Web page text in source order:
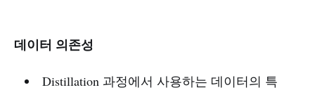
데이터 의존성
Distillation 과정에서 사용하는 데이터의 특